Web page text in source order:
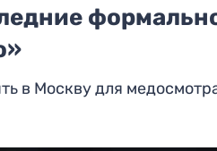
в Москву для